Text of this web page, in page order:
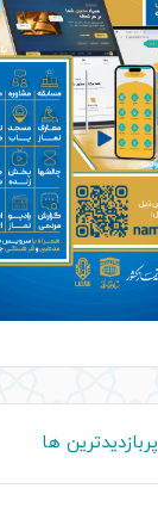
پربازدیدترین ها